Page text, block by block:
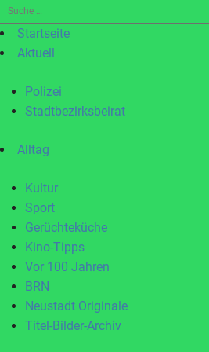
Suche
nach:Startseite
Aktuell
Polizei
Stadtbezirksbeirat
Alltag
Kultur
Sport
Gerüchteküche
Kino-Tipps
Vor 100 Jahren
BRN
Neustadt Originale
Titel-Bilder-Archiv